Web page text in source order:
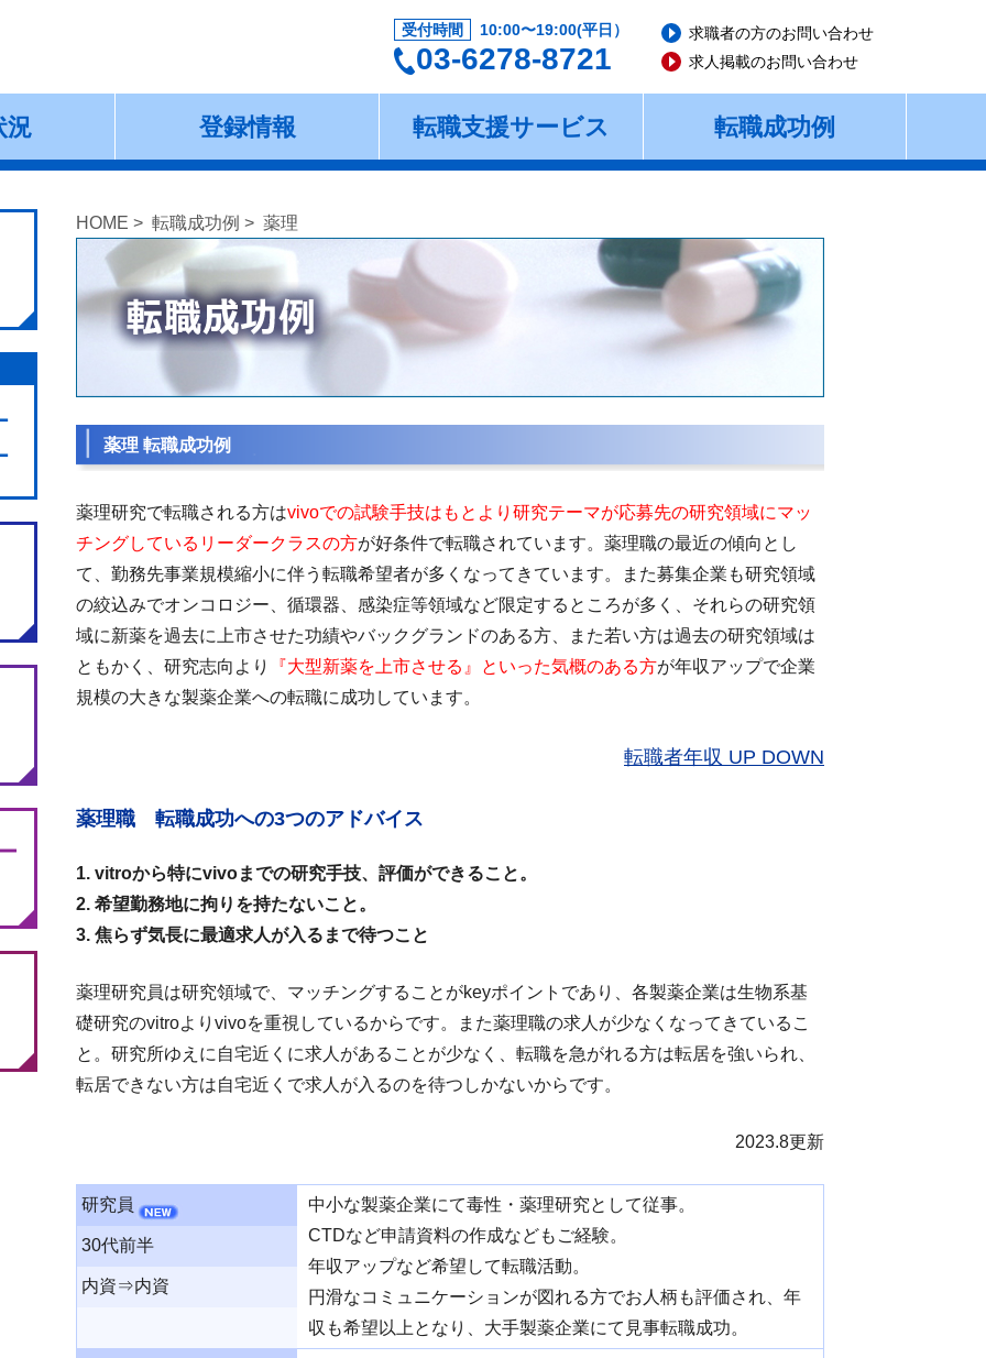
受付時間 10:00〜19:00(平日）
03-6278-8721
求職者の方のお問い合わせ
求人掲載のお問い合わせ
況 登録情報 転職支援サービス 転職成功例
HOME > 転職成功例 > 薬理
薬理 転職成功例
薬理研究で転職される方はvivoでの試験手技はもとより研究テーマが応募先の研究領域にマッ
チングしているリーダークラスの方が好条件で転職されています。薬理職の最近の傾向とし
て、勤務先事業規模縮小に伴う転職希望者が多くなってきています。また募集企業も研究領域
の絞込みでオンコロジー、循環器、感染症等領域など限定するところが多く、それらの研究領
域に新薬を過去に上市させた功績やバックグランドのある方、また若い方は過去の研究領域は
ともかく、研究志向より
『大型新薬を上市させる』といった気概のある方が年収アップで企業
規模の大きな製薬企業への転職に成功しています。
転職者年収 UP DOWN
薬理職 転職成功への3つのアドバイス
1. vitroから特にvivoまでの研究手技、評価ができること。
2. 希望勤務地に拘りを持たないこと。
3. 焦らず気長に最適求人が入るまで待つこと
薬理研究員は研究領域で、マッチングすることがkeyポイントであり、各製薬企業は生物系基
礎研究のvitroよりvivoを重視しているからです。また薬理職の求人が少なくなってきているこ
と。研究所ゆえに自宅近くに求人があることが少なく、転職を急がれる方は転居を強いられ、
転居できない方は自宅近くで求人が入るのを待つしかないからです。
2023.8更新
研究員
中小な製薬企業にて毒性・薬理研究として従事。
CTDなど申請資料の作成などもご経験。
年収アップなど希望して転職活動。
円滑なコミュニケーションが図れる方でお人柄も評価され、年
収も希望以上となり、大手製薬企業にて見事転職成功。
30代前半
内資⇒内資